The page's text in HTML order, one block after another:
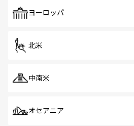
で、ホーカーズは地元の風情
ヨーロッパ
北米
中南米
オセアニア